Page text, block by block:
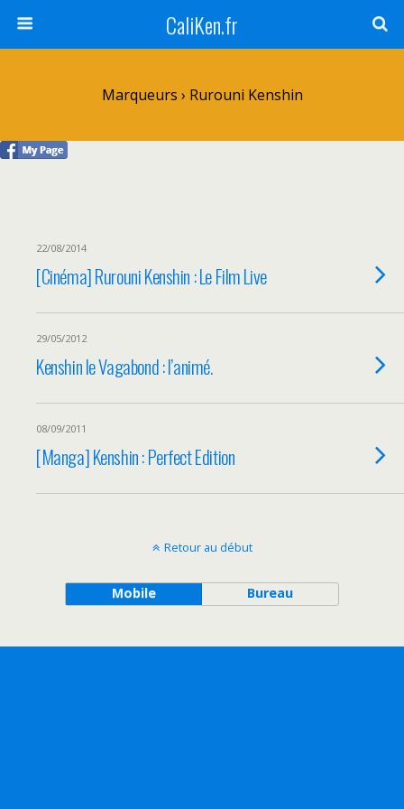
CaliKen.fr
Marqueurs › Rurouni Kenshin
22/08/2014
[Cinéma] Rurouni Kenshin : Le Film Live
29/05/2012
Kenshin le Vagabond : l’animé.
08/09/2011
[Manga] Kenshin : Perfect Edition
Retour au début
Mobile Bureau